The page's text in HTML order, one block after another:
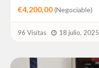
€4,200,00(Negociable)
96 Visitas 18 julio, 2025